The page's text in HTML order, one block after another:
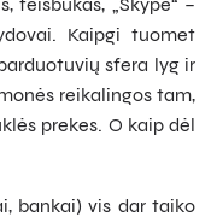
feisbukas, „Skype“ –
Kaipgi tuomet
sfera lyg ir
reikalingos tam,
prekes. O kaip dėl
bankai) vis dar taiko